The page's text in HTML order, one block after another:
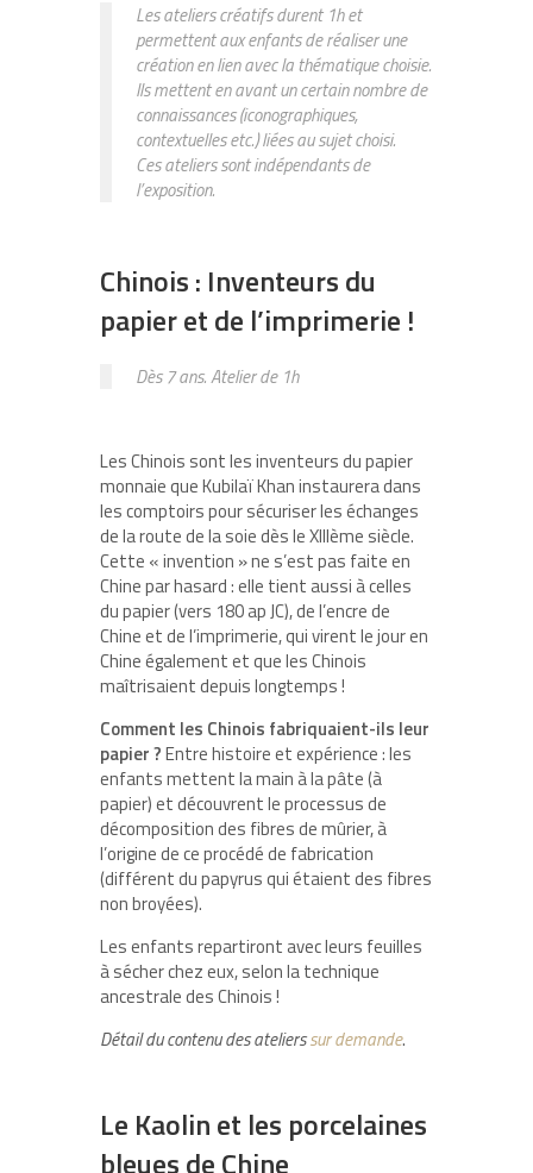
Les ateliers créatifs durent 1h et
permettent aux enfants de réaliser une
création en lien avec la thématique choisie.
Ils mettent en avant un certain nombre de
connaissances (iconographiques,
contextuelles etc.) liées au sujet choisi.
Ces ateliers sont indépendants de
l’exposition.
Chinois : Inventeurs du
papier et de l’imprimerie !
Dès 7 ans. Atelier de 1h
Les Chinois sont les inventeurs du papier
monnaie que Kubilaï Khan instaurera dans
les comptoirs pour sécuriser les échanges
de la route de la soie dès le XIIIème siècle.
Cette « invention » ne s’est pas faite en
Chine par hasard : elle tient aussi à celles
du papier (vers 180 ap JC), de l’encre de
Chine et de l’imprimerie, qui virent le jour en
Chine également et que les Chinois
maîtrisaient depuis longtemps !
Comment les Chinois fabriquaient-ils leur
papier ?Entre histoire et expérience : les
enfants mettent la main à la pâte (à
papier) et découvrent le processus de
décomposition des fibres de mûrier, à
l’origine de ce procédé de fabrication
(différent du papyrus qui étaient des fibres
non broyées).
Les enfants repartiront avec leurs feuilles
à sécher chez eux, selon la technique
ancestrale des Chinois !
Détail du contenu des atelierssur demande.
Le Kaolin et les porcelaines
bleues de Chine